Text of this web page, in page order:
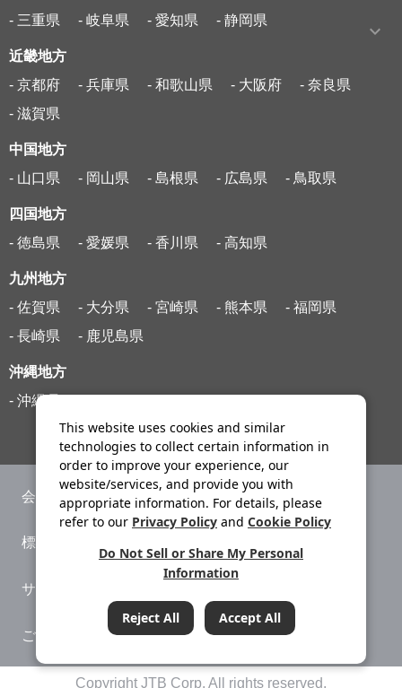
- 三重県
- 岐阜県 - 愛知県 - 静岡県
近畿地方
- 京都府
- 兵庫県 - 和歌山県 - 大阪府
- 奈良県
- 滋賀県
中国地方
- 山口県
- 岡山県 - 島根県 - 広島県 - 鳥取県
四国地方
- 徳島県
- 愛媛県 - 香川県 - 高知県
九州地方
- 佐賀県
- 大分県 - 宮崎県 - 熊本県
- 福岡県
- 長崎県
- 鹿児島県
沖縄地方
- 沖縄県
会社案内 ニュースリリース
標識・約款
サイトマップ
ご利用案内 システムメンテナンス
Copyright JTB Corp. All rights reserved.
条件をクリア
This website uses cookies and similar
technologies to collect certain information in
order to improve your experience, our
website/services, and provide you with
appropriate information. For details, please
refer to our Privacy Policy and Cookie Policy
Do Not Sell or Share My Personal
Information
Reject All Accept All